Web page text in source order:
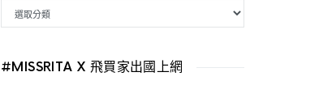
#MISSRITA X 飛買家出國上網